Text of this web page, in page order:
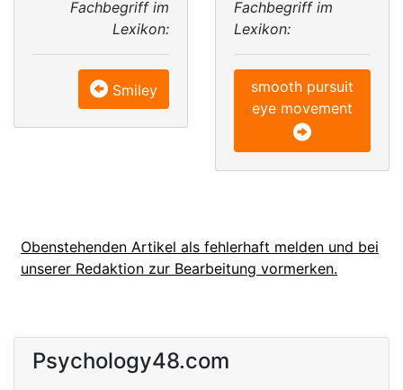
Fachbegriff im
Lexikon:
Smiley
Fachbegriff im
Lexikon:
smooth pursuit
eye movement
Obenstehenden Artikel als fehlerhaft melden und bei
unserer Redaktion zur Bearbeitung vormerken.
Psychology48.com